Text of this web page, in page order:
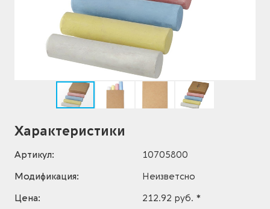
Характеристики
Артикул:
10705800
Модификация:
Неизветсно
Цена:
212.92 руб. *